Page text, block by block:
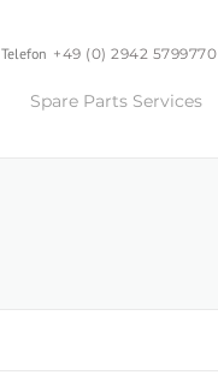
Telefon +49 (0) 2942 5799770
Spare Parts Services